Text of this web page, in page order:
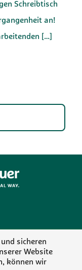
Schreibtisch
an!
[…]
sicheren
Website
können wir